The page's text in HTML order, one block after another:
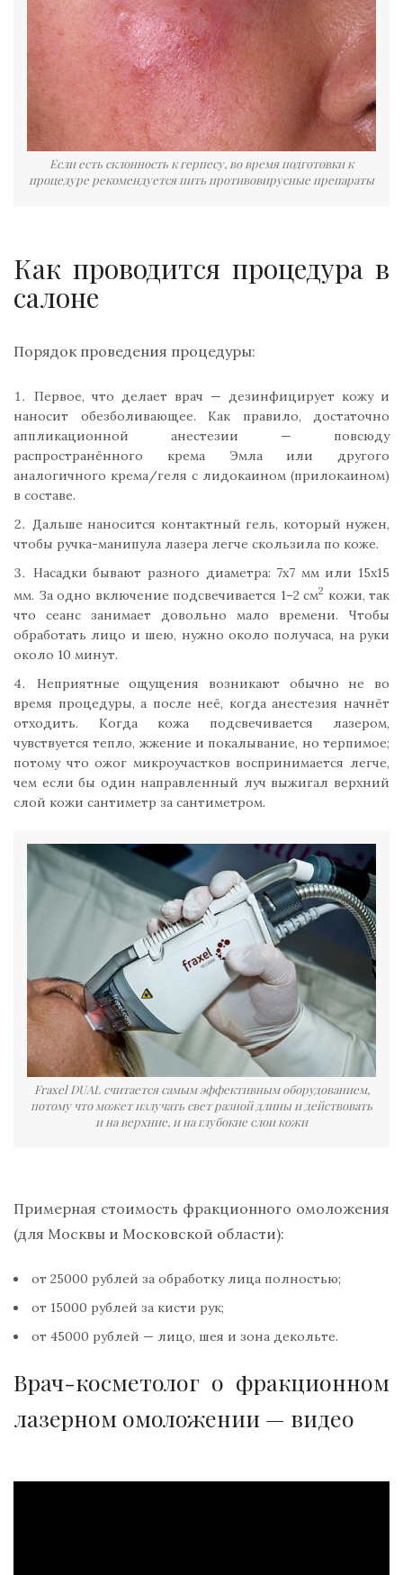
Если есть склонность к герпесу, во время подготовки к
процедуре рекомендуется пить противовирусные препараты
Как проводится процедура в
салоне
Порядок проведения процедуры:
Первое, что делает врач — дезинфицирует кожу и
наносит обезболивающее. Как правило, достаточно
аппликационной анестезии — повсюду
распространённого крема Эмла или другого
аналогичного крема/геля с лидокаином (прилокаином)
в составе.
Дальше наносится контактный гель, который нужен,
чтобы ручка-манипула лазера легче скользила по коже.
Насадки бывают разного диаметра: 7х7 мм или 15х15
мм. За одно включение подсвечивается 1–2 см2 кожи, так
что сеанс занимает довольно мало времени. Чтобы
обработать лицо и шею, нужно около получаса, на руки
около 10 минут.
Неприятные ощущения возникают обычно не во
время процедуры, а после неё, когда анестезия начнёт
отходить. Когда кожа подсвечивается лазером,
чувствуется тепло, жжение и покалывание, но терпимое;
потому что ожог микроучастков воспринимается легче,
чем если бы один направленный луч выжигал верхний
слой кожи сантиметр за сантиметром.
Fraxel DUAL считается самым эффективным оборудованием,
потому что может излучать свет разной длины и действовать
и на верхние, и на глубокие слои кожи
Примерная стоимость фракционного омоложения
(для Москвы и Московской области):
от 25000 рублей за обработку лица полностью;
от 15000 рублей за кисти рук;
от 45000 рублей — лицо, шея и зона декольте.
Врач-косметолог о фракционном
лазерном омоложении — видео